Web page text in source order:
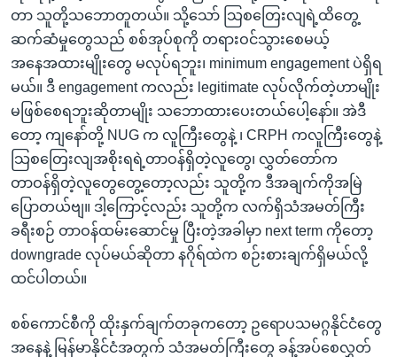
တာ သူတို့သဘောတူတယ်။ သို့သော် သြစတြေးလျရဲ့ထိတွေ့
ဆက်ဆံမှုတွေသည် စစ်အုပ်စုကို တရားဝင်သွားစေမယ့်
အနေအထားမျိုးတွေ မလုပ်ရဘူး၊ minimum engagement ပဲရှိရ
မယ်။ ဒီ engagement ကလည်း legitimate လုပ်လိုက်တဲ့ဟာမျိုး
မဖြစ်စေရဘူးဆိုတာမျိုး သဘောထားပေးတယ်ပေါ့နော်။ အဲဒီ
တော့ ကျနော်တို့ NUG က လူကြီးတွေနဲ့ ၊ CRPH ကလူကြီးတွေနဲ့
သြစတြေးလျအစိုးရရဲ့တာဝန်ရှိတဲ့လူတွေ၊ လွှတ်တော်က
တာဝန်ရှိတဲ့လူတွေတွေ့တော့လည်း သူတို့က ဒီအချက်ကိုအမြဲ
ပြောတယ်ဗျ။ ဒါ့ကြောင့်လည်း သူတို့က လက်ရှိသံအမတ်ကြီး
ခရီးစဉ် တာဝန်ထမ်းဆောင်မှု ပြီးတဲ့အခါမှာ next term ကိုတော့
downgrade လုပ်မယ်ဆိုတာ နဂိုရ်ထဲက စဉ်းစားချက်ရှိမယ်လို့
ထင်ပါတယ်။
စစ်ကောင်စီကို ထိုးနှက်ချက်တခုကတော့ ဥရောပသမဂ္ဂနိုင်ငံတွေ
အနေနဲ့ မြန်မာနိုင်ငံအတွက် သံအမတ်ကြီးတွေ ခန့်အပ်စေလွှတ်